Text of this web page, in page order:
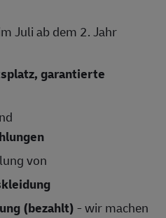
Juli ab dem 2. Jahr
garantierte
von
(bezahlt)- wir machen